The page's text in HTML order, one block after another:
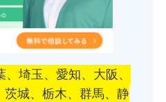
埼玉、愛知、大阪、
城、栃木、群馬、静